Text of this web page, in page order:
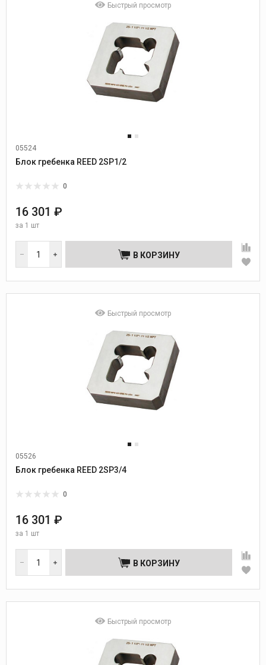
Быстрый просмотр
05524
Блок гребенка REED 2SP1/2
0
16 301 ₽
за 1 шт
В КОРЗИНУ
Быстрый просмотр
05526
Блок гребенка REED 2SP3/4
0
16 301 ₽
за 1 шт
В КОРЗИНУ
Быстрый просмотр